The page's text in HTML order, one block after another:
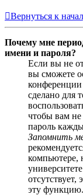
Вернуться к
Почему мне
имени и пароля?
Если вы не
вы сможете
конференции
сделано для
чтобы вам не
пароль
Запомнить
компьютере,
отсутствует,
эту функцию.